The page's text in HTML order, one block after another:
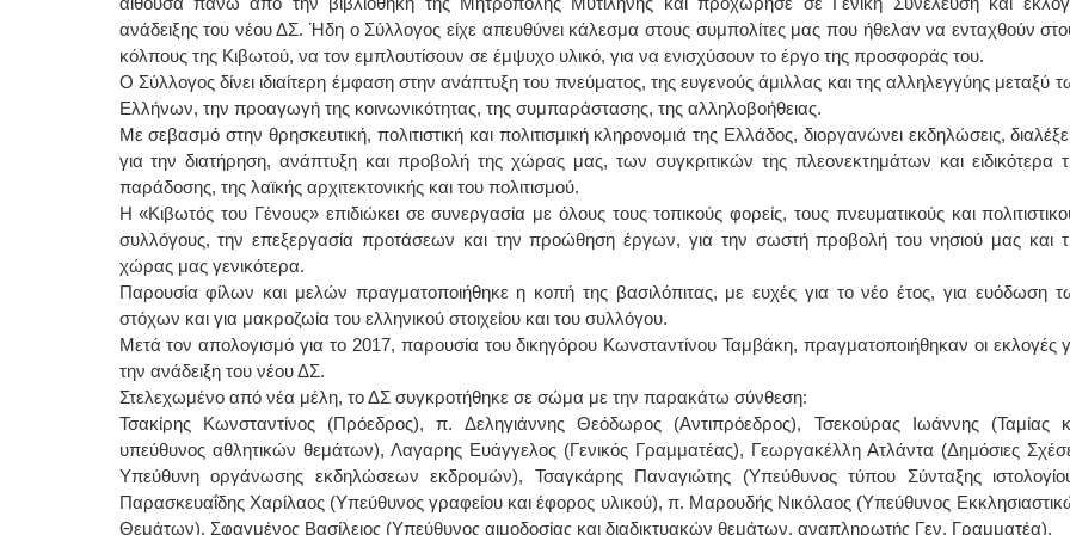
ανάδειξης του νέου ΔΣ. Ήδη ο Σύλλογος είχε απευθύνει κάλεσμα στους συμπολίτες μας που ήθελαν να ενταχθούν
κόλπους της Κιβωτού, να τον εμπλουτίσουν σε έμψυχο υλικό, για να ενισχύσουν το έργο της προσφοράς του.
Ο Σύλλογος δίνει ιδιαίτερη έμφαση στην ανάπτυξη του πνεύματος, της ευγενούς άμιλλας και της αλληλεγγύης μεταξύ
Ελλήνων, την προαγωγή της κοινωνικότητας, της συμπαράστασης, της αλληλοβοήθειας.
Με σεβασμό στην θρησκευτική, πολιτιστική και πολιτισμική κληρονομιά της Ελλάδος, διοργανώνει εκδηλώσεις,
για την διατήρηση, ανάπτυξη και προβολή της χώρας μας, των συγκριτικών της πλεονεκτημάτων και ειδικότερα
παράδοσης, της λαϊκής αρχιτεκτονικής και του πολιτισμού.
Η «Κιβωτός του Γένους» επιδιώκει σε συνεργασία με όλους τους τοπικούς φορείς, τους πνευματικούς και
συλλόγους, την επεξεργασία προτάσεων και την προώθηση έργων, για την σωστή προβολή του νησιού μας και
χώρας μας γενικότερα.
Παρουσία φίλων και μελών πραγματοποιήθηκε η κοπή της βασιλόπιτας, με ευχές για το νέο έτος, για ευόδωση
στόχων και για μακροζωία του ελληνικού στοιχείου και του συλλόγου.
Μετά τον απολογισμό για το 2017, παρουσία του δικηγόρου Κωνσταντίνου Ταμβάκη, πραγματοποιήθηκαν οι εκλογές
την ανάδειξη του νέου ΔΣ.
Στελεχωμένο από νέα μέλη, το ΔΣ συγκροτήθηκε σε σώμα με την παρακάτω σύνθεση:
Τσακίρης Κωνσταντίνος (Πρόεδρος), π. Δεληγιάννης Θεόδωρος (Αντιπρόεδρος), Τσεκούρας Ιωάννης (Ταμίας
υπεύθυνος αθλητικών θεμάτων), Λαγαρης Ευάγγελος (Γενικός Γραμματέας), Γεωργακέλλη Ατλάντα (Δημόσιες
Υπεύθυνη οργάνωσης εκδηλώσεων εκδρομών), Τσαγκάρης Παναγιώτης (Υπεύθυνος τύπου Σύνταξης
Παρασκευαΐδης Χαρίλαος (Υπεύθυνος γραφείου και έφορος υλικού), π. Μαρουδής Νικόλαος (Υπεύθυνος
Θεμάτων), Σφαγμένος Βασίλειος (Υπεύθυνος αιμοδοσίας και διαδικτυακών θεμάτων, αναπληρωτής Γεν. Γραμματέα).
ΙΩΑΝΝΗΣ Α. ΜΑΛΛΙΑΣ
ΧΕΙΡΟΥΡΓΟΣ
Διδάκτωρ Ιατρικής Σχολής
Πανεπιστημίου Αθηνών
Καλλιπόλεως 3,Νέα Σμύρνη,
τηλ:210-9320215
2251038065
Έλενα Μπούμπα
Διδ.Παν.Αθηνών
Διπλωματούχος Ευρ.Ακαδημίας